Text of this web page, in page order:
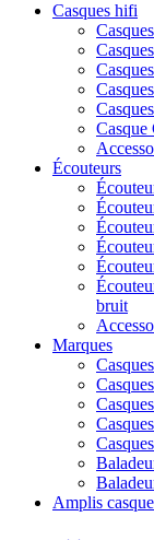
Casques hifi
Casque
Écouteurs
bruit
Marques
Amplis